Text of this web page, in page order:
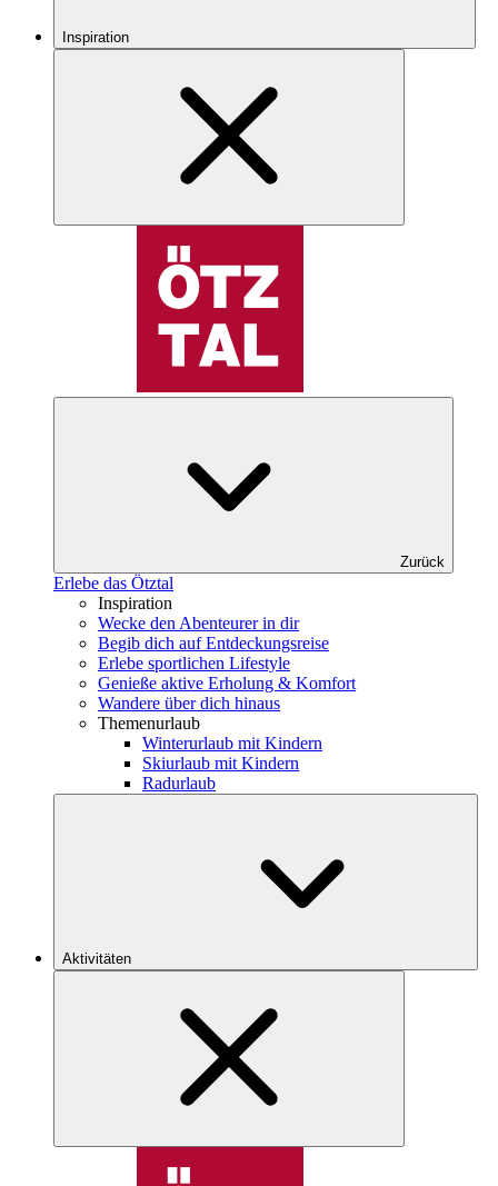
Inspiration
Zurück
Erlebe das Ötztal
Inspiration
Wecke den Abenteurer in dir
Begib dich auf Entdeckungsreise
Erlebe sportlichen Lifestyle
Genieße aktive Erholung & Komfort
Wandere über dich hinaus
Themenurlaub
Winterurlaub mit Kindern
Skiurlaub mit Kindern
Radurlaub
Aktivitäten